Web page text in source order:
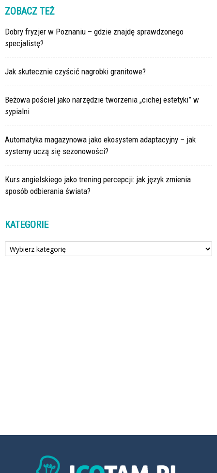
ZOBACZ TEŻ
Dobry fryzjer w Poznaniu – gdzie znajdę sprawdzonego
specjalistę?
Jak skutecznie czyścić nagrobki granitowe?
Beżowa pościel jako narzędzie tworzenia „cichej estetyki” w
sypialni
Automatyka magazynowa jako ekosystem adaptacyjny – jak
systemy uczą się sezonowości?
Kurs angielskiego jako trening percepcji: jak język zmienia
sposób odbierania świata?
KATEGORIE
Kategorie